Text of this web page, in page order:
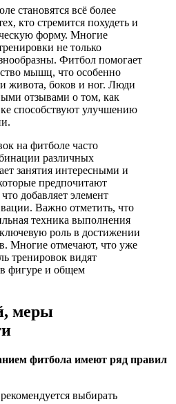
становятся всё более
кто стремится похудеть и
форму. Многие
не только
Фитбол помогает
мышц, что особенно
живота, боков и ног. Люди
отзывами о том, как
способствуют улучшению
на фитболе часто
различных
занятия интересными и
предпочитают
добавляет элемент
Важно отметить, что
техника выполнения
роль в достижении
Многие отмечают, что уже
тренировок видят
фигуре и общем
меры
фитбола имеют ряд правил
выбирать